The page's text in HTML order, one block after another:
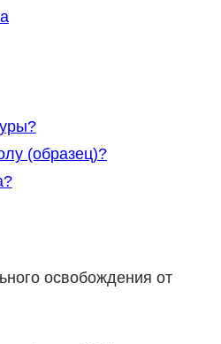
(образец)?
освобождения от